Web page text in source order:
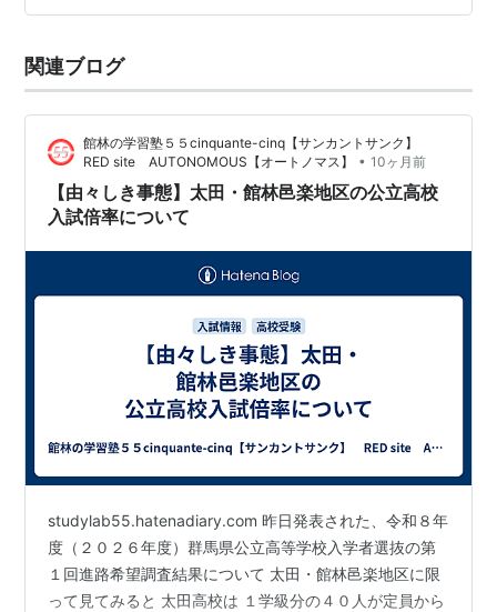
に２月の受検に出願する人数を比べると、希望調査から
通科も同様に比べると、毎年６０名…
関連ブログ
館林の学習塾５５cinquante-cinq【サンカントサンク】
RED site AUTONOMOUS【オートノマス】
• 10ヶ月前
【由々しき事態】太田・館林邑楽地区の公立高校
入試倍率について
studylab55.hatenadiary.com 昨日発表された、令和８年
度（２０２６年度）群馬県公立高等学校入学者選抜の第
１回進路希望調査結果について 太田・館林邑楽地区に限
って見てみると 太田高校は １学級分の４０人が定員から